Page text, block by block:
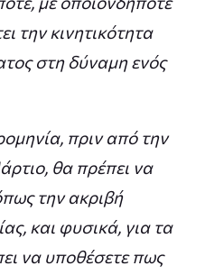
την κινητικότητα
στη δύναμη ενός
πριν από την
θα πρέπει να
την ακριβή
και φυσικά, για τα
να υποθέσετε πως